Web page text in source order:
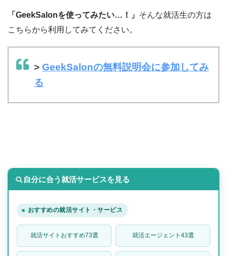
「GeekSalonを使ってみたい…！」 そんな就活生の方は
こちらから利用してみてください。
> GeekSalonの無料説明会に参加してみ
る
自分に合う就活サービスを見る
おすすめの就活サイト・サービス
就活サイトおすすめ73選 就活エージェント43選